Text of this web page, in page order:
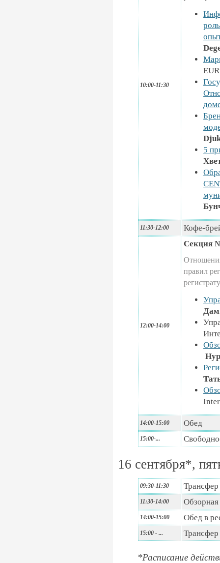
10:00-11:30
5
11:30-12:00 Кофе-
12:00-14:00
Секция
правил
14:00-15:00 Обед
15:00-...
16 сентября*,
09:30-11:30 Трансфер
11:30-14:00 Обзорная
14:00-15:00 Обед в
15:00 - ... Трансфер
*Расписание